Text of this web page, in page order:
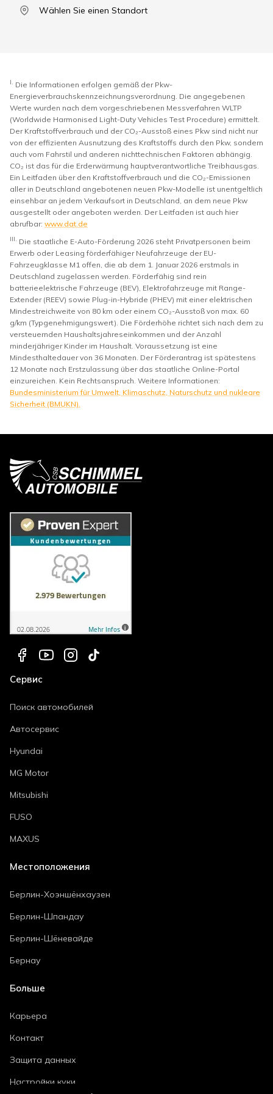
Wählen Sie einen Standort
I. Die Informationen erfolgen gemäß der Pkw-
Energieverbrauchskennzeichnungsverordnung. Die angegebenen
Werte wurden nach dem vorgeschriebenen Messverfahren WLTP
(Worldwide Harmonised Light-Duty Vehicles Test Procedure) ermittelt.
Der Kraftstoffverbrauch und der CO₂-Ausstoß eines Pkw sind nicht nur
von der effizienten Ausnutzung des Kraftstoffs durch den Pkw, sondern
auch vom Fahrstil und anderen nichttechnischen Faktoren abhängig.
CO₂ ist das für die Erderwärmung hauptverantwortliche Treibhausgas.
Ein Leitfaden über den Kraftstoffverbrauch und die CO₂-Emissionen
aller in Deutschland angebotenen neuen Pkw-Modelle ist unentgeltlich
einsehbar an jedem Verkaufsort in Deutschland, an dem neue Pkw
ausgestellt oder angeboten werden. Der Leitfaden ist auch hier
abrufbar: www.dat.de
III. Die staatliche E-Auto-Förderung 2026 steht Privatpersonen beim
Erwerb oder Leasing förderfähiger Neufahrzeuge der EU-
Fahrzeugklasse M1 offen, die ab dem 1. Januar 2026 erstmals in
Deutschland zugelassen werden. Förderfähig sind rein
batterieelektrische Fahrzeuge (BEV), Elektrofahrzeuge mit Range-
Extender (REEV) sowie Plug-in-Hybride (PHEV) mit einer elektrischen
Mindestreichweite von 80 km oder einem CO₂-Ausstoß von max. 60
g/km (Typgenehmigungswert). Die Förderhöhe richtet sich nach dem zu
versteuernden Haushaltsjahreseinkommen und der Anzahl
minderjähriger Kinder im Haushalt. Voraussetzung ist eine
Mindesthaltedauer von 36 Monaten. Der Förderantrag ist spätestens
12 Monate nach Erstzulassung über das staatliche Online-Portal
einzureichen. Kein Rechtsanspruch. Weitere Informationen:
Bundesministerium für Umwelt, Klimaschutz, Naturschutz und nukleare
Sicherheit (BMUKN).
Сервис
Поиск автомобилей
Автосервис
Hyundai
MG Motor
Mitsubishi
FUSO
MAXUS
Местоположения
Берлин-Хоэншёнхаузен
Берлин-Шпандау
Берлин-Шёневайде
Бернау
Больше
Карьера
Контакт
Защита данных
Настройки куки